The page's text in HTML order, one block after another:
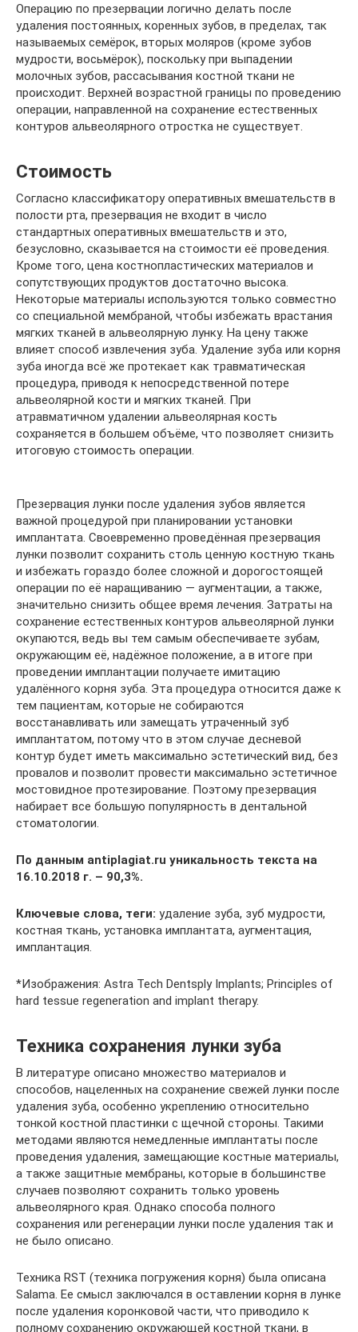
Операцию по презервации логично делать после
удаления постоянных, коренных зубов, в пределах, так
называемых семёрок, вторых моляров (кроме зубов
мудрости, восьмёрок), поскольку при выпадении
молочных зубов, рассасывания костной ткани не
происходит. Верхней возрастной границы по проведению
операции, направленной на сохранение естественных
контуров альвеолярного отростка не существует.
Стоимость
Согласно классификатору оперативных вмешательств в
полости рта, презервация не входит в число
стандартных оперативных вмешательств и это,
безусловно, сказывается на стоимости её проведения.
Кроме того, цена костнопластических материалов и
сопутствующих продуктов достаточно высока.
Некоторые материалы используются только совместно
со специальной мембраной, чтобы избежать врастания
мягких тканей в альвеолярную лунку. На цену также
влияет способ извлечения зуба. Удаление зуба или корня
зуба иногда всё же протекает как травматическая
процедура, приводя к непосредственной потере
альвеолярной кости и мягких тканей. При
атравматичном удалении альвеолярная кость
сохраняется в большем объёме, что позволяет снизить
итоговую стоимость операции.
Презервация лунки после удаления зубов является
важной процедурой при планировании установки
имплантата. Своевременно проведённая презервация
лунки позволит сохранить столь ценную костную ткань
и избежать гораздо более сложной и дорогостоящей
операции по её наращиванию — аугментации, а также,
значительно снизить общее время лечения. Затраты на
сохранение естественных контуров альвеолярной лунки
окупаются, ведь вы тем самым обеспечиваете зубам,
окружающим её, надёжное положение, а в итоге при
проведении имплантации получаете имитацию
удалённого корня зуба. Эта процедура относится даже к
тем пациентам, которые не собираются
восстанавливать или замещать утраченный зуб
имплантатом, потому что в этом случае десневой
контур будет иметь максимально эстетический вид, без
провалов и позволит провести максимально эстетичное
мостовидное протезирование. Поэтому презервация
набирает все большую популярность в дентальной
стоматологии.
По данным antiplagiat.ru уникальность текста на
16.10.2018 г. – 90,3%.
Ключевые слова, теги: удаление зуба, зуб мудрости,
костная ткань, установка имплантата, аугментация,
имплантация.
*Изображения: Astra Tech Dentsply Implants; Principles of
hard tessue regeneration and implant therapy.
Техника сохранения лунки зуба
В литературе описано множество материалов и
способов, нацеленных на сохранение свежей лунки после
удаления зуба, особенно укреплению относительно
тонкой костной пластинки с щечной стороны. Такими
методами являются немедленные имплантаты после
проведения удаления, замещающие костные материалы,
а также защитные мембраны, которые в большинстве
случаев позволяют сохранить только уровень
альвеолярного края. Однако способа полного
сохранения или регенерации лунки после удаления так и
не было описано.
Техника RST (техника погружения корня) была описана
Salama. Ее смысл заключался в оставлении корня в лунке
после удаления коронковой части, что приводило к
полному сохранению окружающей костной ткани, в